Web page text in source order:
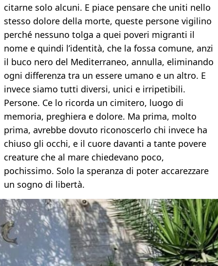
citarne solo alcuni. E piace pensare che uniti nello
stesso dolore della morte, queste persone vigilino
perché nessuno tolga a quei poveri migranti il
nome e quindi l’identità, che la fossa comune, anzi
il buco nero del Mediterraneo, annulla, eliminando
ogni differenza tra un essere umano e un altro. E
invece siamo tutti diversi, unici e irripetibili.
Persone. Ce lo ricorda un cimitero, luogo di
memoria, preghiera e dolore. Ma prima, molto
prima, avrebbe dovuto riconoscerlo chi invece ha
chiuso gli occhi, e il cuore davanti a tante povere
creature che al mare chiedevano poco,
pochissimo. Solo la speranza di poter accarezzare
un sogno di libertà.